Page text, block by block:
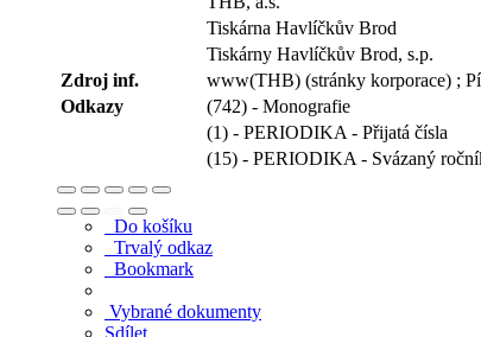
Tiskárna Havlíčkův Brod
Tiskárny Havlíčkův Brod, s.p.
Zdroj inf.
www(THB) (stránky korporace) ;
Odkazy
(742) - Monografie
(1) - PERIODIKA - Přijatá čísla
(15) - PERIODIKA - Svázaný
Do košíku
Trvalý odkaz
Bookmark
Vybrané dokumenty
Sdílet